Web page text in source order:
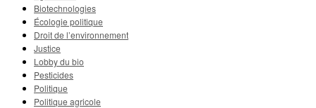
Biotechnologies
Écologie politique
Droit de l’environnement
Justice
Lobby du bio
Pesticides
Politique
Politique agricole